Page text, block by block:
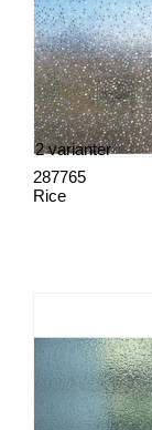
Rice
287765
2 varianter